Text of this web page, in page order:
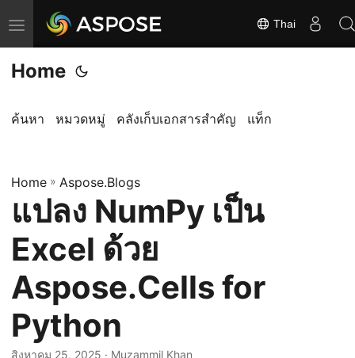
ส
ลั
บ
า
ท
า
ง
Thai
Home
ค้นหา หมวดหมู่ คลังเก็บเอกสารสำคัญ แท็ก
Home » Aspose.Blogs
แปลง NumPy เป็น
Excel ด้วย
Aspose.Cells for
Python
สิงหาคม 25, 2025 · Muzammil Khan